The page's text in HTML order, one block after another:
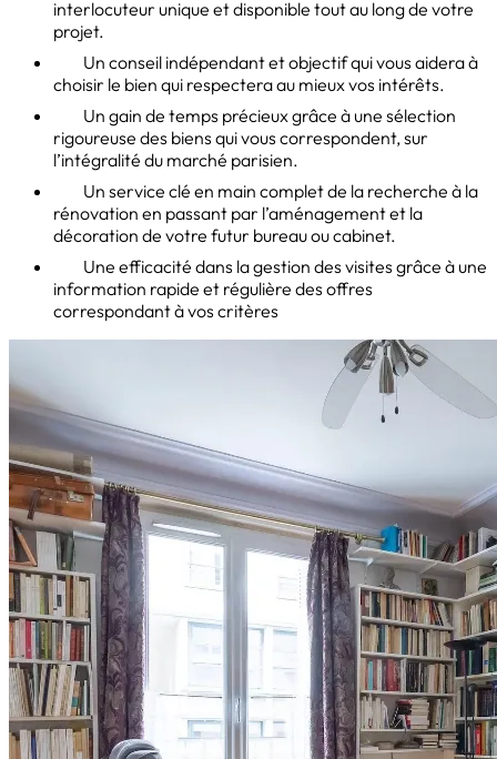
interlocuteur unique et disponible tout au long de votre
projet.
Un conseil indépendant et objectif qui vous aidera à
choisir le bien qui respectera au mieux vos intérêts.
Un gain de temps précieux grâce à une sélection
rigoureuse des biens qui vous correspondent, sur
l’intégralité du marché parisien.
Un service clé en main complet de la recherche à la
rénovation en passant par l’aménagement et la
décoration de votre futur bureau ou cabinet.
Une efficacité dans la gestion des visites grâce à une
information rapide et régulière des offres
correspondant à vos critères